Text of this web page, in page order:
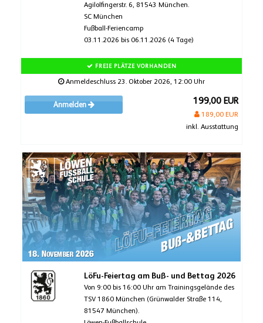
Agilolfingerstr. 6, 81543 München.
SC München
Fußball-Feriencamp
03.11.2026 bis 06.11.2026 (4 Tage)
FREIE PLÄTZE VORHANDEN
Anmeldeschluss 23. Oktober 2026, 12:00 Uhr
Anmelden 199,00 EUR
189,00 EUR
inkl. Ausstattung
LöFu-Feiertag am Buß- und Bettag 2026
Von 9:00 bis 16:00 Uhr am Trainingsgelände des
TSV 1860 München (Grünwalder Straße 114,
81547 München).